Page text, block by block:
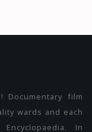
Documentary film
wards and each
In